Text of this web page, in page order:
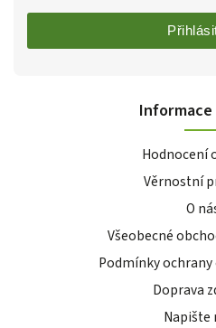
Informace
Hodnocení
Věrnostní
O
Všeobecné
Podmínky
Doprava
Napište